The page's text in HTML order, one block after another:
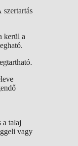
szertartás
kerül a
a talaj
vagy